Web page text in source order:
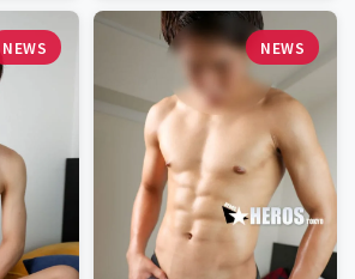
NEWS NEWS